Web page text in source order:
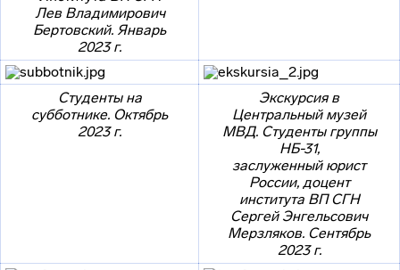
Лев Владимирович
Бертовский. Январь
2023 г.
Студенты на
субботнике. Октябрь
2023 г.
Экскурсия в
Центральный музей
МВД. Студенты группы
НБ-31,
заслуженный юрист
России, доцент
института ВП СГН
Сергей Энгельсович
Мерзляков. Сентябрь
2023 г.